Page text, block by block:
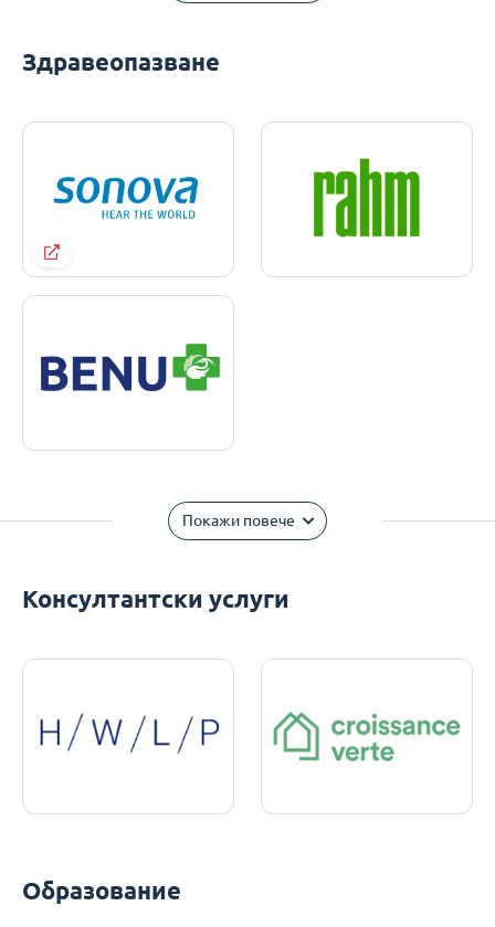
Здравеопазване
Покажи повече
Консултантски услуги
Образование